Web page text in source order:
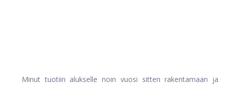
Minut tuotiin alukselle noin vuosi sitten rakentamaan ja